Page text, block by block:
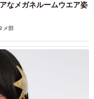
伸び率を示していま
かりではなく、企業間
す学生の「悩み」も増
なメガネルームウエア姿
メ部